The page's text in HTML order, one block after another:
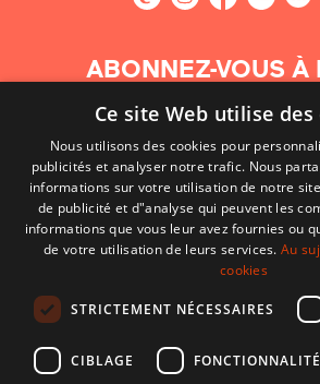
ABONNEZ-VOUS À
NEWSLETTER
Ce site Web utilise des
Nous utilisons des cookies pour
publicités et analyser notre trafic. Nous
informations sur votre utilisation de notre
de publicité et d"analyse qui peuvent les
informations que vous leur avez fournies ou
de votre utilisation de leurs services.Au
cookies
STRICTEMENT NÉCESSAIRES
CIBLAGE FONCTIONNALITÉ